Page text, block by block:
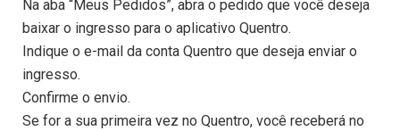
Na aba “Meus Pedidos”, abra o pedido que você deseja
baixar o ingresso para o aplicativo Quentro.
Indique o e-mail da conta Quentro que deseja enviar o
ingresso.
Confirme o envio.
Se for a sua primeira vez no Quentro, você receberá no